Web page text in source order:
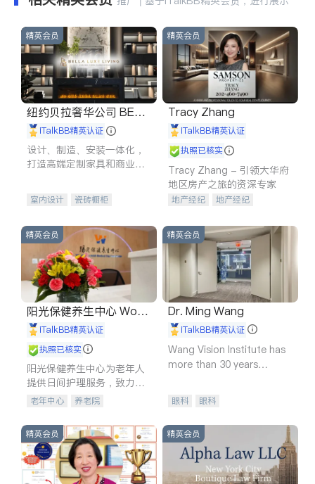
精英会员
纽约贝拉奢华公司 BELL
A LUXE
iTalkBB精英认证
设计、制造、安装一体化，
打造高端定制家具和商业空
室内设计
瓷砖橱柜
售前软装staging
室内装修
精英会员
Tracy Zhang
iTalkBB精英认证
执照已核实
Tracy Zhang - 引领大华府
地区房产之旅的资深专家
地产经纪
地产经纪
商铺租售
开发商建商
精英会员
阳光保健养生中心 World
shine
iTalkBB精英认证
执照已核实
阳光保健养生中心为老年人
提供日间护理服务，致力于
通过持续的护理创新来有效
老年中心 养老院
精英会员
Dr. Ming Wang
iTalkBB精英认证
Wang Vision Institute has
more than 30 years
眼科 眼科
精英会员 精英会员